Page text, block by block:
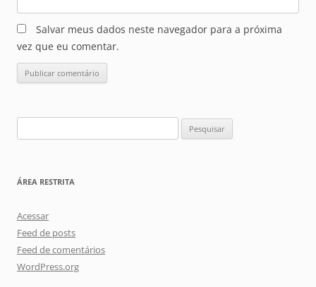
Salvar meus dados neste navegador para a próxima
vez que eu comentar.
por:
ÁREA RESTRITA
Acessar
Feed de posts
Feed de comentários
WordPress.org